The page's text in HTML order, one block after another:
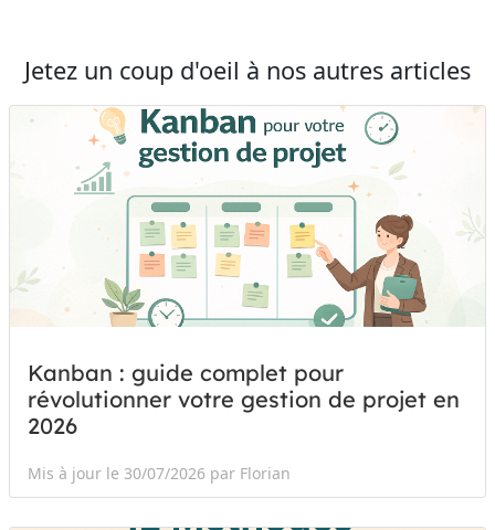
Jetez un coup d'oeil à nos autres articles
Kanban : guide complet pour
révolutionner votre gestion de projet en
2026
Mis à jour le 30/07/2026 par Florian